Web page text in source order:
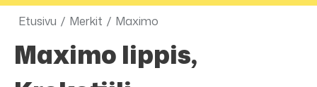
Etusivu / Merkit / Maximo
Maximo lippis,